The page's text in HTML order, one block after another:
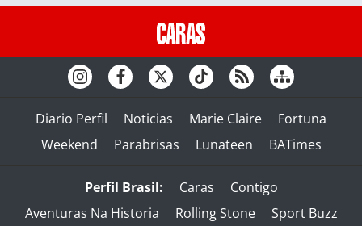
Diario Perfil Noticias Marie Claire
Fortuna
Weekend
Parabrisas Lunateen BATimes
Perfil Brasil: Caras
Contigo
Aventuras Na Historia
Rolling Stone Sport Buzz